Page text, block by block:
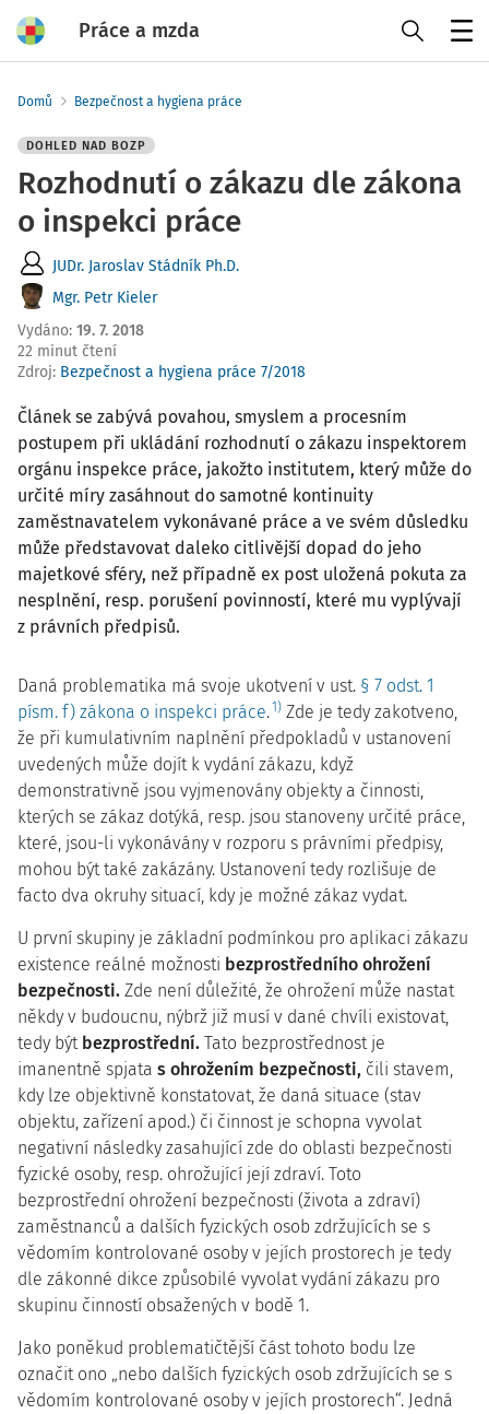
Práce a mzda
Domů Bezpečnost a hygiena práce
DOHLED NAD BOZP
Rozhodnutí o zákazu dle zákona
o inspekci práce
JUDr. Jaroslav Stádník Ph.D.
Mgr. Petr Kieler
Vydáno: 19. 7. 2018
22 minut čtení
Zdroj: Bezpečnost a hygiena práce 7/2018
Článek se zabývá povahou, smyslem a procesním
postupem při ukládání rozhodnutí o zákazu inspektorem
orgánu inspekce práce, jakožto institutem, který může do
určité míry zasáhnout do samotné kontinuity
zaměstnavatelem vykonávané práce a ve svém důsledku
může představovat daleko citlivější dopad do jeho
majetkové sféry, než případně ex post uložená pokuta za
nesplnění, resp. porušení povinností, které mu vyplývají
z právních předpisů.
Daná problematika má svoje ukotvení v ust. § 7 odst. 1
písm. f) zákona o inspekci práce.1) Zde je tedy zakotveno,
že při kumulativním naplnění předpokladů v ustanovení
uvedených může dojít k vydání zákazu, když
demonstrativně jsou vyjmenovány objekty a činnosti,
kterých se zákaz dotýká, resp. jsou stanoveny určité práce,
které, jsou-li vykonávány v rozporu s právními předpisy,
mohou být také zakázány. Ustanovení tedy rozlišuje de
facto dva okruhy situací, kdy je možné zákaz vydat.
U první skupiny je základní podmínkou pro aplikaci zákazu
existence reálné možnosti bezprostředního ohrožení
bezpečnosti. Zde není důležité, že ohrožení může nastat
někdy v budoucnu, nýbrž již musí v dané chvíli existovat,
tedy být bezprostřední. Tato bezprostřednost je
imanentně spjata s ohrožením bezpečnosti, čili stavem,
kdy lze objektivně konstatovat, že daná situace (stav
objektu, zařízení apod.) či činnost je schopna vyvolat
negativní následky zasahující zde do oblasti bezpečnosti
fyzické osoby, resp. ohrožující její zdraví. Toto
bezprostřední ohrožení bezpečnosti (života a zdraví)
zaměstnanců a dalších fyzických osob zdržujících se s
vědomím kontrolované osoby v jejích prostorech je tedy
dle zákonné dikce způsobilé vyvolat vydání zákazu pro
skupinu činností obsažených v bodě 1.
Jako poněkud problematičtější část tohoto bodu lze
označit ono „nebo dalších fyzických osob zdržujících se s
vědomím kontrolované osoby v jejích prostorech“. Jedná